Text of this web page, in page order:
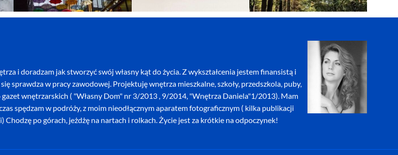
i doradzam jak stworzyć swój własny kąt do życia. Z wykształcenia jestem finansistą i
sprawdza w pracy zawodowej. Projektuję wnętrza mieszkalne, szkoły, przedszkola, puby,
gazet wnętrzarskich ( "Własny Dom" nr 3/2013 , 9/2014, "Wnętrza Daniela"1/2013). Mam
spędzam w podróży, z moim nieodłącznym aparatem fotograficznym ( kilka publikacji
Chodzę po górach, jeżdżę na nartach i rolkach. Życie jest za krótkie na odpoczynek!